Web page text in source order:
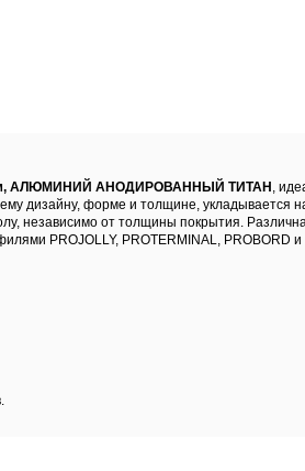
2.7м, АЛЮМИНИЙ АНОДИРОВАННЫЙ ТИТАН ,
дизайну, форме и толщине, укладывается
независимо от толщины покрытия.
PROJOLLY, PROTERMINAL, PROBORD и